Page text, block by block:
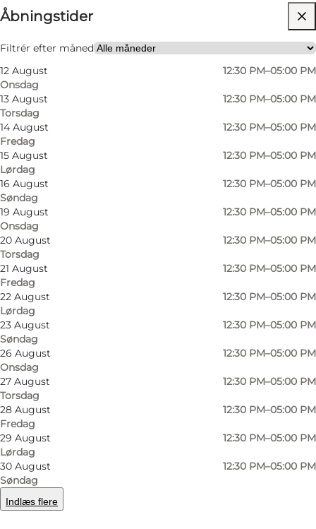
Åbningstider
Filtrér efter måned
12 August
Onsdag
12:30 PM–05:00 PM
13 August
Torsdag
12:30 PM–05:00 PM
14 August
Fredag
12:30 PM–05:00 PM
15 August
Lørdag
12:30 PM–05:00 PM
16 August
Søndag
12:30 PM–05:00 PM
19 August
Onsdag
12:30 PM–05:00 PM
20 August
Torsdag
12:30 PM–05:00 PM
21 August
Fredag
12:30 PM–05:00 PM
22 August
Lørdag
12:30 PM–05:00 PM
23 August
Søndag
12:30 PM–05:00 PM
26 August
Onsdag
12:30 PM–05:00 PM
27 August
Torsdag
12:30 PM–05:00 PM
28 August
Fredag
12:30 PM–05:00 PM
29 August
Lørdag
12:30 PM–05:00 PM
30 August
Søndag
12:30 PM–05:00 PM
Indlæs flere
Besøg hjemmeside
Solvang Café Foto:
Solvang Café i Assens
Her træder du ind i et inspirerende miljø med
plads til både afslapning og kreative
udfoldelser. Caféen danner rammen om en